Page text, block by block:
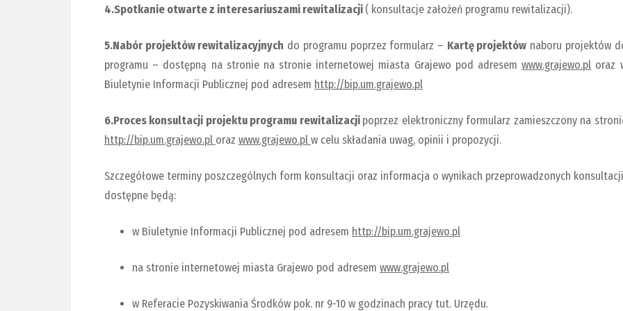
4.Spotkanie otwarte z interesariuszami rewitalizacji ( konsultacje założeń programu rewitalizacji).
5.Nabór projektów rewitalizacyjnych do programu poprzez formularz – Kartę projektów naboru projektów
programu – dostępną na stronie na stronie internetowej miasta Grajewo pod adresemwww.grajewo.pl oraz
Biuletynie Informacji Publicznej pod adresem http://bip.um.grajewo.pl
6.Proces konsultacji projektu programu rewitalizacji poprzez elektroniczny formularz zamieszczony na
http://bip.um.grajewo.pl oraz www.grajewo.pl w celu składania uwag, opinii i propozycji.
Szczegółowe terminy poszczególnych form konsultacji oraz informacja o wynikach przeprowadzonych konsultacji
dostępne będą:
w Biuletynie Informacji Publicznej pod adresem http://bip.um.grajewo.pl
na stronie internetowej miasta Grajewo pod adresem www.grajewo.pl
w Referacie Pozyskiwania Środków pok. nr 9-10 w godzinach pracy tut. Urzędu.